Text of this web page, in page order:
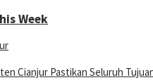
Week
Cianjur Pastikan Seluruh